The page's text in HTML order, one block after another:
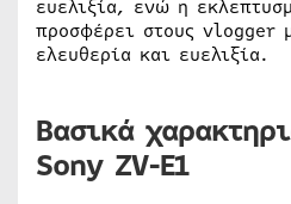
ευελιξία, ενώ η
προσφέρει στους vlogger
ελευθερία και ευελιξία.
Βασικά
Sony ZV-E1